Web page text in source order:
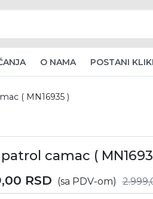
O NAMA POSTANI
( MN16935 )
camac (
RSD (sa PDV-om)